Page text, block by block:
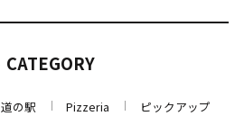
CATEGORY
道の駅 Pizzeria ピックアップ